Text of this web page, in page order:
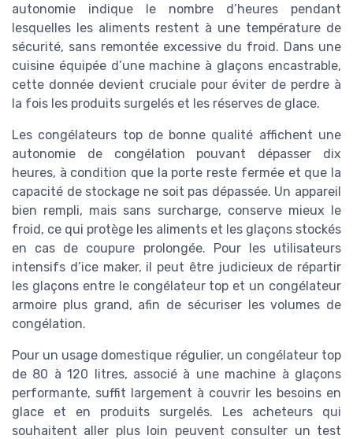
autonomie indique le nombre d’heures pendant
lesquelles les aliments restent à une température de
sécurité, sans remontée excessive du froid. Dans une
cuisine équipée d’une machine à glaçons encastrable,
cette donnée devient cruciale pour éviter de perdre à
la fois les produits surgelés et les réserves de glace.
Les congélateurs top de bonne qualité affichent une
autonomie de congélation pouvant dépasser dix
heures, à condition que la porte reste fermée et que la
capacité de stockage ne soit pas dépassée. Un appareil
bien rempli, mais sans surcharge, conserve mieux le
froid, ce qui protège les aliments et les glaçons stockés
en cas de coupure prolongée. Pour les utilisateurs
intensifs d’ice maker, il peut être judicieux de répartir
les glaçons entre le congélateur top et un congélateur
armoire plus grand, afin de sécuriser les volumes de
congélation.
Pour un usage domestique régulier, un congélateur top
de 80 à 120 litres, associé à une machine à glaçons
performante, suffit largement à couvrir les besoins en
glace et en produits surgelés. Les acheteurs qui
souhaitent aller plus loin peuvent consulter un test